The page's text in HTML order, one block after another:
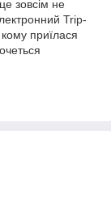
зовсім не
Trip-
приїлася